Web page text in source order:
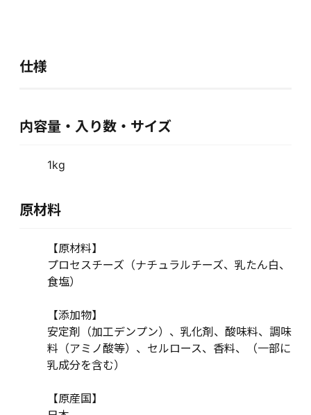
仕様
内容量・入り数・サイズ
1kg
原材料
【原材料】
プロセスチーズ（ナチュラルチーズ、乳たん白、
食塩）
【添加物】
安定剤（加工デンプン）、乳化剤、酸味料、調味
料（アミノ酸等）、セルロース、香料、（一部に
乳成分を含む）
【原産国】